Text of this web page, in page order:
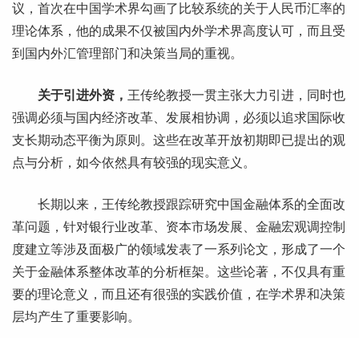
议，首次在中国学术界勾画了比较系统的关于人民币汇率的
理论体系，他的成果不仅被国内外学术界高度认可，而且受
到国内外汇管理部门和决策当局的重视。
关于引进外资 ， 王传纶教授一贯主张大力引进，同时也
强调必须与国内经济改革、发展相协调，必须以追求国际收
支长期动态平衡为原则。这些在改革开放初期即已提出的观
点与分析，如今依然具有较强的现实意义。
长期以来，王传纶教授跟踪研究中国金融体系的全面改
革问题，针对银行业改革、资本市场发展、金融宏观调控制
度建立等涉及面极广的领域发表了一系列论文，形成了一个
关于金融体系整体改革的分析框架。这些论著，不仅具有重
要的理论意义，而且还有很强的实践价值，在学术界和决策
层均产生了重要影响。